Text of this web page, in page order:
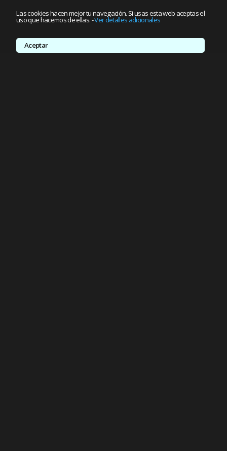
Las cookies hacen mejor tu navegación. Si usas esta web aceptas el
uso que hacemos de ellas.-Ver detalles adicionales
Aceptar